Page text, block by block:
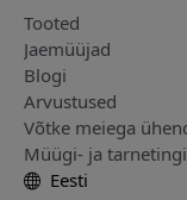
Tooted
Jaemüüjad
Blogi
Arvustused
Võtke meiega
Müügi- ja
Eesti